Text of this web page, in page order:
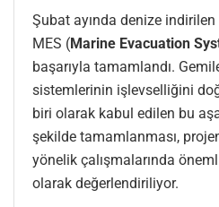
Şubat ayında denize
MES (Marine Evacuation
başarıyla tamamlandı.
sistemlerinin işlevselliğini
biri olarak kabul edilen bu
şekilde tamamlanması,
yönelik çalışmalarında
olarak değerlendiriliyor.